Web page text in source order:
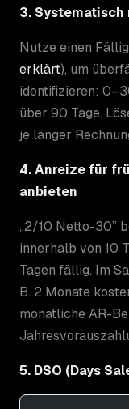
3. Systematisch
Nutze einen
erklärt), um
identifizieren:
über 90 Tage.
je länger
4. Anreize für
anbieten
„2/10 Netto-30”
innerhalb von 10
Tagen fällig. Im
B. 2 Monate
monatliche AR-
5. DSO (Days